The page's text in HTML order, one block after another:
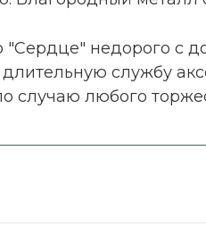
"Сердце" недорого с
службу
случаю любого